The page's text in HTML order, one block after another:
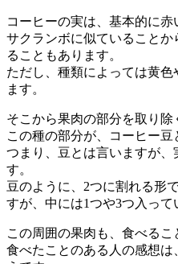
コーヒーの実は、基本的に赤
サクランボに似ていること
ることもあります。
ただし、種類によっては黄
ます。
そこから果肉の部分を取り除
この種の部分が、コーヒー豆
つまり、豆とは言いますが
す。
豆のように、2つに割れる形
すが、中には1つや3つ入って
この周囲の果肉も、食べるこ
食べたことのある人の感想